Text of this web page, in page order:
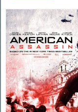
Assassin
(2017)
อหังการ์
ทีม
ฆ่า
[พากย์
ไทย
DTS
+
เสียง
อังกฤษ
DTS]
[บรรยาย